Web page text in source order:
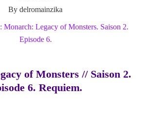
By delromainzika
of Monsters // Saison 2.
6. Requiem.